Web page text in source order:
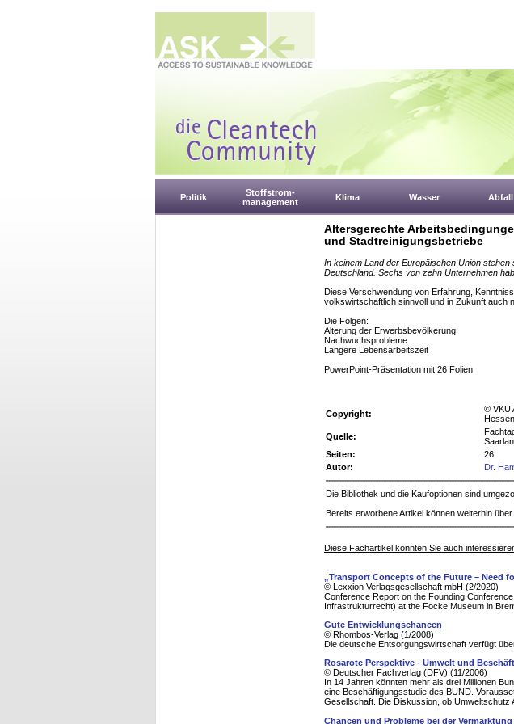
Politik
Stoffstrom-
management
Klima Wasser Abfall
Altersgerechte
und Stadtreinigungsbetriebe
In keinem Land der Europäischen Union stehen
Deutschland. Sechs von zehn Unternehmen
Diese Verschwendung von Erfahrung,
volkswirtschaftlich sinnvoll und in Zukunft auch
Die Folgen:
Alterung der Erwerbsbevölkerung
Nachwuchsprobleme
Längere Lebensarbeitszeit
PowerPoint-Präsentation mit 26 Folien
Copyright:
© VKU
Quelle:
Seiten:
26
Autor:
Dr.
Die Bibliothek und die Kaufoptionen sind
Bereits erworbene Artikel können weiterhin über
Diese Fachartikel könnten Sie auch
„Transport Concepts of the Future – Need
© Lexxion Verlagsgesellschaft mbH (2/2020)
Conference Report on the Founding
Infrastrukturrecht) at the Focke Museum in
Gute Entwicklungschancen
© Rhombos-Verlag (1/2008)
Die deutsche Entsorgungswirtschaft verfügt
Rosarote Perspektive - Umwelt und
© Deutscher Fachverlag (DFV) (11/2006)
In 14 Jahren könnten mehr als drei Millionen
eine Beschäftigungsstudie des BUND.
Gesellschaft. Die Diskussion, ob Umweltschutz
Chancen und Probleme bei der